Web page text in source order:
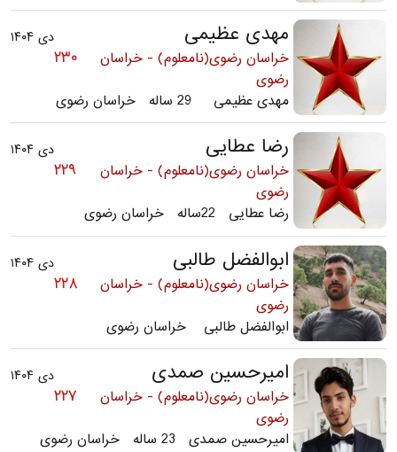
دی ۱۴۰۴ مهدی عظیمی
۲۳۰
خراسان رضوی(نامعلوم) - خراسان
رضوی
مهدی عظیمی 29 ساله خراسان رضوی
دی ۱۴۰۴ رضا عطایی
۲۲۹
خراسان رضوی(نامعلوم) - خراسان
رضوی
رضا عطایی 22ساله خراسان رضوی
دی ۱۴۰۴ ابوالفضل طالبی
۲۲۸
خراسان رضوی(نامعلوم) - خراسان
رضوی
ابوالفضل طالبی خراسان رضوی
دی ۱۴۰۴ امیرحسین صمدی
۲۲۷
خراسان رضوی(نامعلوم) - خراسان
رضوی
امیرحسین صمدی 23 ساله خراسان رضوی